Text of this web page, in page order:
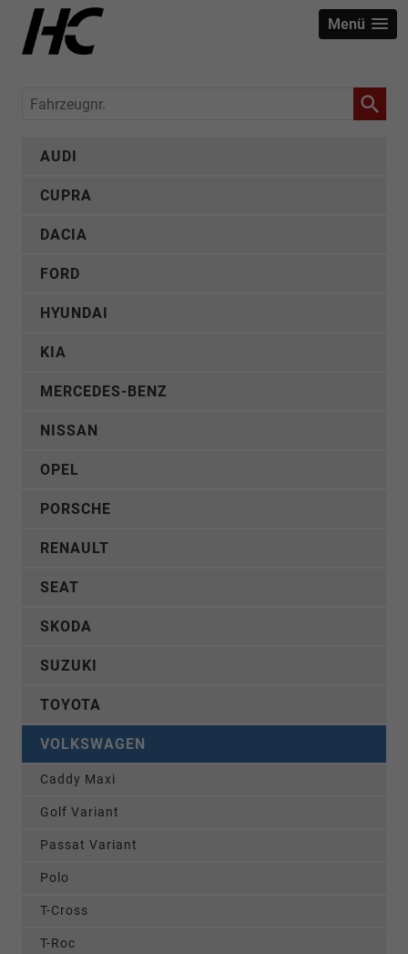
Menü
Fahrzeugnr.
AUDI
CUPRA
DACIA
FORD
HYUNDAI
KIA
MERCEDES-BENZ
NISSAN
OPEL
PORSCHE
RENAULT
SEAT
SKODA
SUZUKI
TOYOTA
VOLKSWAGEN
Caddy Maxi
Golf Variant
Passat Variant
Polo
T-Cross
T-Roc